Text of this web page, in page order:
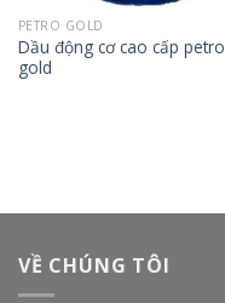
PETRO GOLD
Dầu động cơ cao cấp petro
gold
VỀ CHÚNG TÔI